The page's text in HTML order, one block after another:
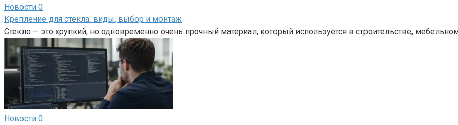
Новости 0
Крепление для стекла: виды, выбор и монтаж
Стекло — это хрупкий, но одновременно очень прочный материал, который используется в строительстве,
Новости 0